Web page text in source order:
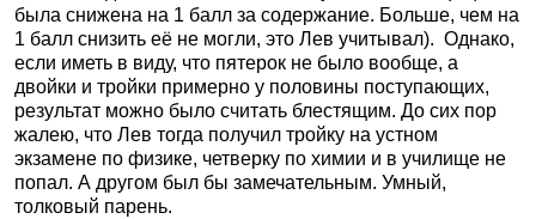
была снижена на 1 балл за содержание. Больше, чем на
1 балл снизить её не могли, это Лев учитывал). Однако,
если иметь в виду, что пятерок не было вообще, а
двойки и тройки примерно у половины поступающих,
результат можно было считать блестящим. До сих пор
жалею, что Лев тогда получил тройку на устном
экзамене по физике, четверку по химии и в училище не
попал. А другом был бы замечательным. Умный,
толковый парень.